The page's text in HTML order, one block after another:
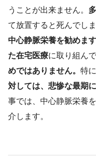
うことが出来ません。
て放置すると死んでし
中心静脈栄養を勧めま
た在宅医療に取り組ん
めではありません。 特に
対しては、悲惨な最期
事では、中心静脈栄養
介します。